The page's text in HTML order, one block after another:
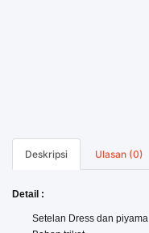
Deskripsi Ulasan (0)
Detail :
Setelan Dress dan piyama